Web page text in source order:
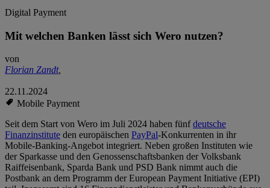
Digital Payment
Mit welchen Banken lässt sich Wero nutzen?
von
Florian Zandt,
22.11.2024
Mobile Payment
Seit dem Start von Wero im Juli 2024 haben fünfdeutsche
Finanzinstitute den europäischen PayPal-Konkurrenten in ihr
Mobile-Banking-Angebot integriert. Neben großen Instituten wie
der Sparkasse und den Genossenschaftsbanken der Volksbank
Raiffeisenbank, Sparda Bank und PSD Bank nimmt auch die
Postbank an dem Programm der European Payment Initiative (EPI)